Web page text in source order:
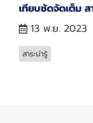
เทียบชัดจัดเต็ม ส
13 พ.ย. 2023
สาระน่ารู้